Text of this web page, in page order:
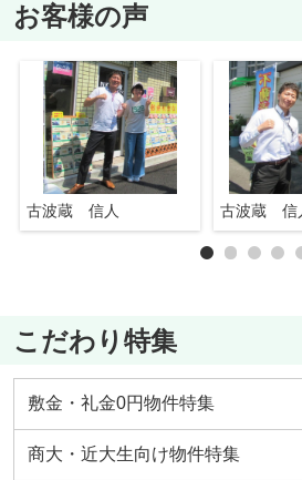
お客様の声
古波蔵 信人 古波蔵 信
こだわり特集
敷金・礼金0円物件特集
商大・近大生向け物件特集